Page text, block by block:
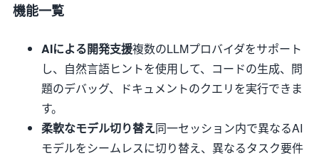
機能一覧
AIによる開発支援複数のLLMプロバイダをサポート
し、自然言語ヒントを使用して、コードの生成、問
題のデバッグ、ドキュメントのクエリを実行できま
す。
柔軟なモデル切り替え同一セッション内で異なるAI
モデルをシームレスに切り替え、異なるタスク要件